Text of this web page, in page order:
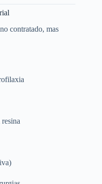
contratado, mas